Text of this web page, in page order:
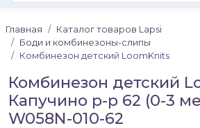
Главная
Каталог товаров Lapsi
Боди и комбинезоны-слипы
Комбинезон детский LoomKnits
Комбинезон детский
Капучино р-р 62 (0-3
W058N-010-62